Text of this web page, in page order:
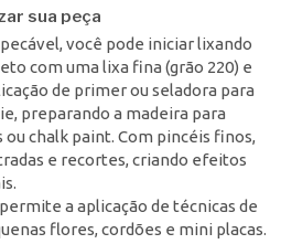
sua peça
você pode iniciar lixando
com uma lixa fina (grão 220) e
de primer ou seladora para
preparando a madeira para
chalk paint. Com pincéis finos,
e recortes, criando efeitos
a aplicação de técnicas de
flores, cordões e mini placas.